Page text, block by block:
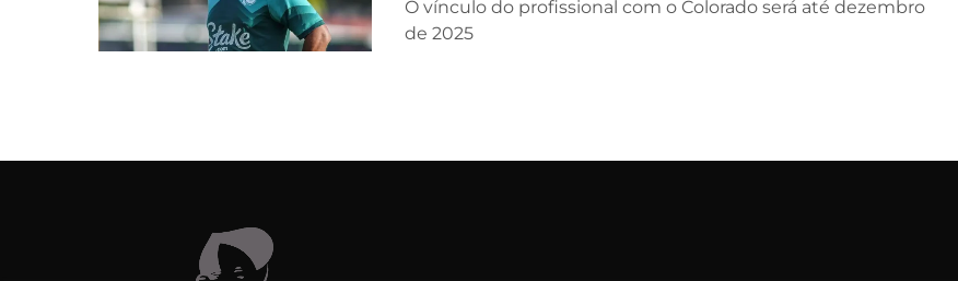
O vínculo do profissional com o Colorado será até dezembro
de 2025